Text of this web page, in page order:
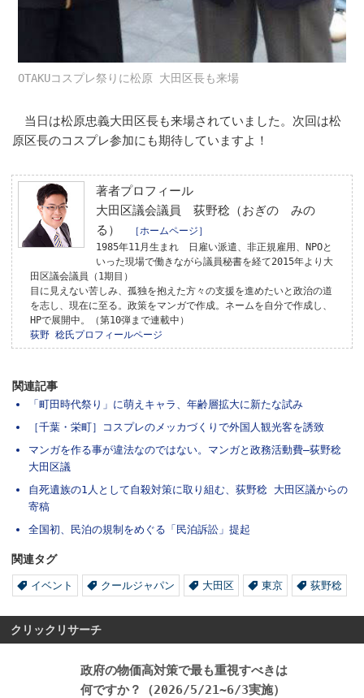
OTAKUコスプレ祭りに松原 大田区長も来場
当日は松原忠義大田区長も来場されていました。次回は松
原区長のコスプレ参加にも期待していますよ！
著者プロフィール
大田区議会議員 荻野稔（おぎの みの
る）
［ホームページ］
1985年11月生まれ 日雇い派遣、非正規雇用、NPOと
いった現場で働きながら議員秘書を経て2015年より大
田区議会議員（1期目）
目に見えない苦しみ、孤独を抱えた方々の支援を進めたいと政治の道
を志し、現在に至る。政策をマンガで作成。ネームを自分で作成し、
HPで展開中。（第10弾まで連載中）
荻野 稔氏プロフィールページ
関連記事
「町田時代祭り」に萌えキャラ、年齢層拡大に新たな試み
［千葉・栄町］コスプレのメッカづくりで外国人観光客を誘致
マンガを作る事が違法なのではない。マンガと政務活動費―荻野稔
大田区議
自死遺族の1人として自殺対策に取り組む、荻野稔 大田区議からの
寄稿
全国初、民泊の規制をめぐる「民泊訴訟」提起
関連タグ
イベント クールジャパン 大田区 東京 荻野稔
クリックリサーチ
政府の物価高対策で最も重視すべきは
何ですか？（2026/5/21~6/3実施）